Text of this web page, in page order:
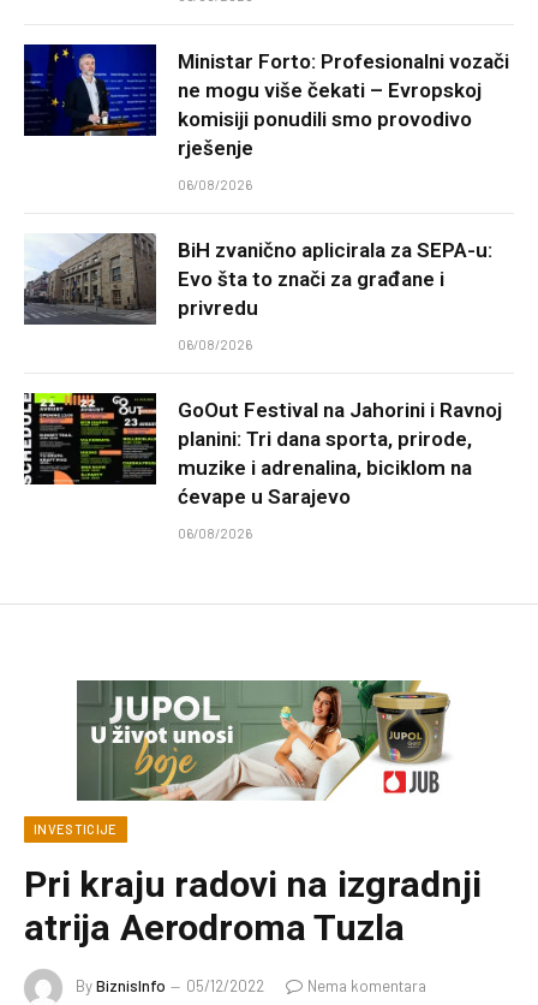
Ministar Forto: Profesionalni vozači
ne mogu više čekati – Evropskoj
komisiji ponudili smo provodivo
rješenje
06/08/2026
BiH zvanično aplicirala za SEPA-u:
Evo šta to znači za građane i
privredu
06/08/2026
GoOut Festival na Jahorini i Ravnoj
planini: Tri dana sporta, prirode,
muzike i adrenalina, biciklom na
ćevape u Sarajevo
06/08/2026
INVESTICIJE
Pri kraju radovi na izgradnji
atrija Aerodroma Tuzla
ByBiznisInfo 05/12/2022
Nema komentara